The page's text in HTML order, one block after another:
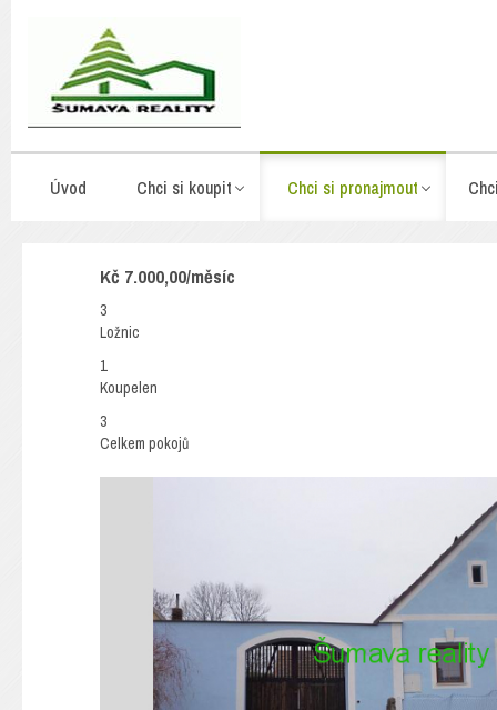
Úvod Chci si koupit Chci si pronajmout
Kč 7.000,00/měsíc
3
Ložnic
1
Koupelen
3
Celkem pokojů